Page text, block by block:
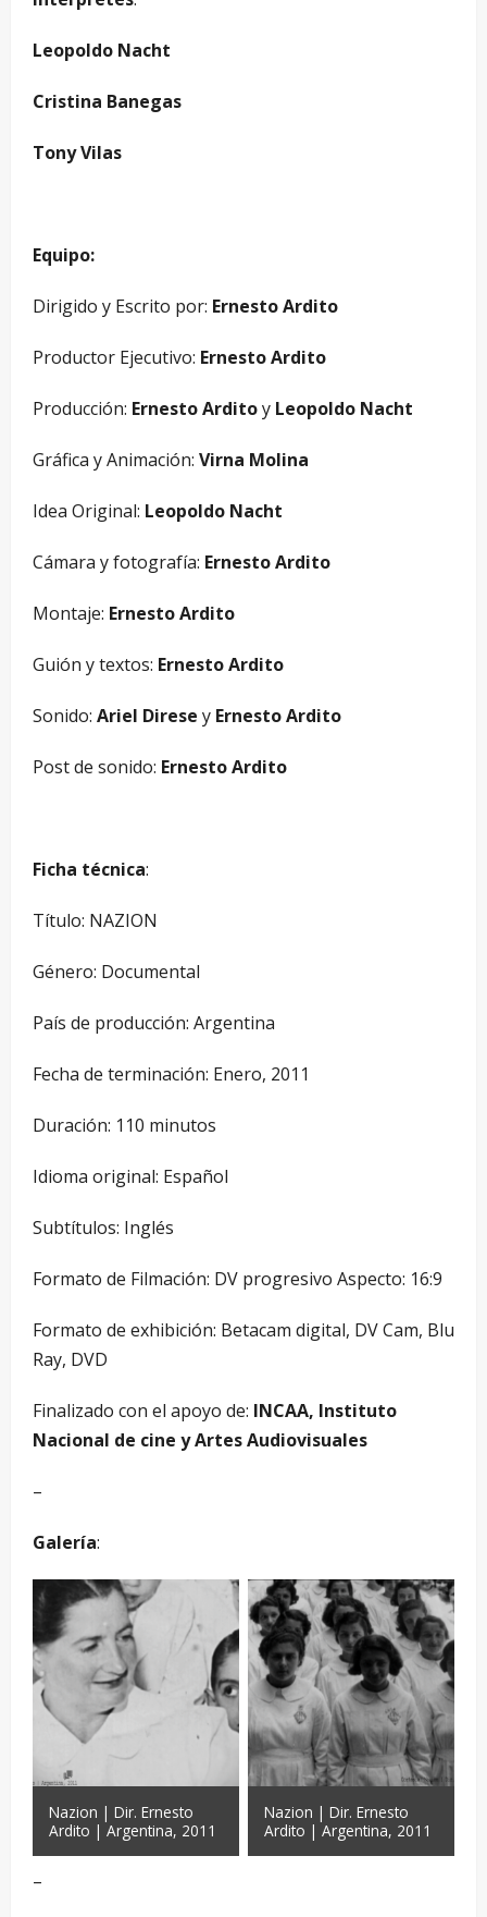
Leopoldo Nacht
Cristina Banegas
Tony Vilas
Equipo:
Dirigido y Escrito por: Ernesto Ardito
Productor Ejecutivo: Ernesto Ardito
Producción: Ernesto Arditoy Leopoldo Nacht
Gráfica y Animación: Virna Molina
Idea Original: Leopoldo Nacht
Cámara y fotografía: Ernesto Ardito
Montaje: Ernesto Ardito
Guión y textos: Ernesto Ardito
Sonido: Ariel Direse y Ernesto Ardito
Post de sonido: Ernesto Ardito
Ficha técnica:
Título: NAZION
Género: Documental
País de producción: Argentina
Fecha de terminación: Enero, 2011
Duración: 110 minutos
Idioma original: Español
Subtítulos: Inglés
Formato de Filmación: DV progresivo Aspecto: 16:9
Formato de exhibición: Betacam digital, DV Cam, Blu
Ray, DVD
Finalizado con el apoyo de: INCAA, Instituto
Nacional de cine y Artes Audiovisuales
–
Galería:
Nazion | Dir. Ernesto
Ardito | Argentina, 2011
Nazion | Dir. Ernesto
Ardito | Argentina, 2011
–